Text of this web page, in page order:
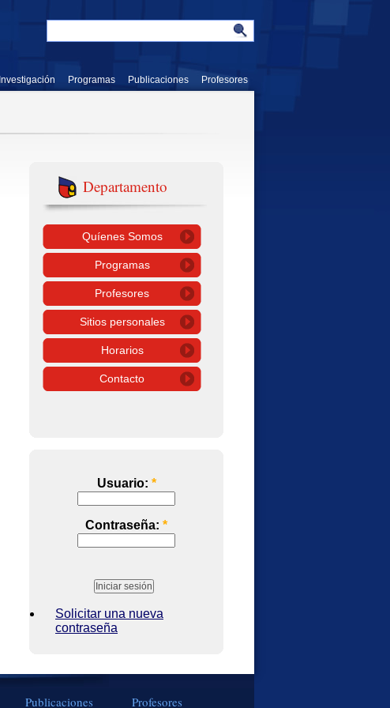
Investigación Programas Publicaciones Profesores
Departamento
Quíenes Somos
Programas
Profesores
Sitios personales
Horarios
Contacto
Usuario: *
Contraseña: *
Solicitar una nueva
contraseña
Publicaciones Profesores